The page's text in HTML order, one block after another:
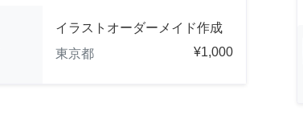
イラストオーダーメイド作成
東京都
¥1,000